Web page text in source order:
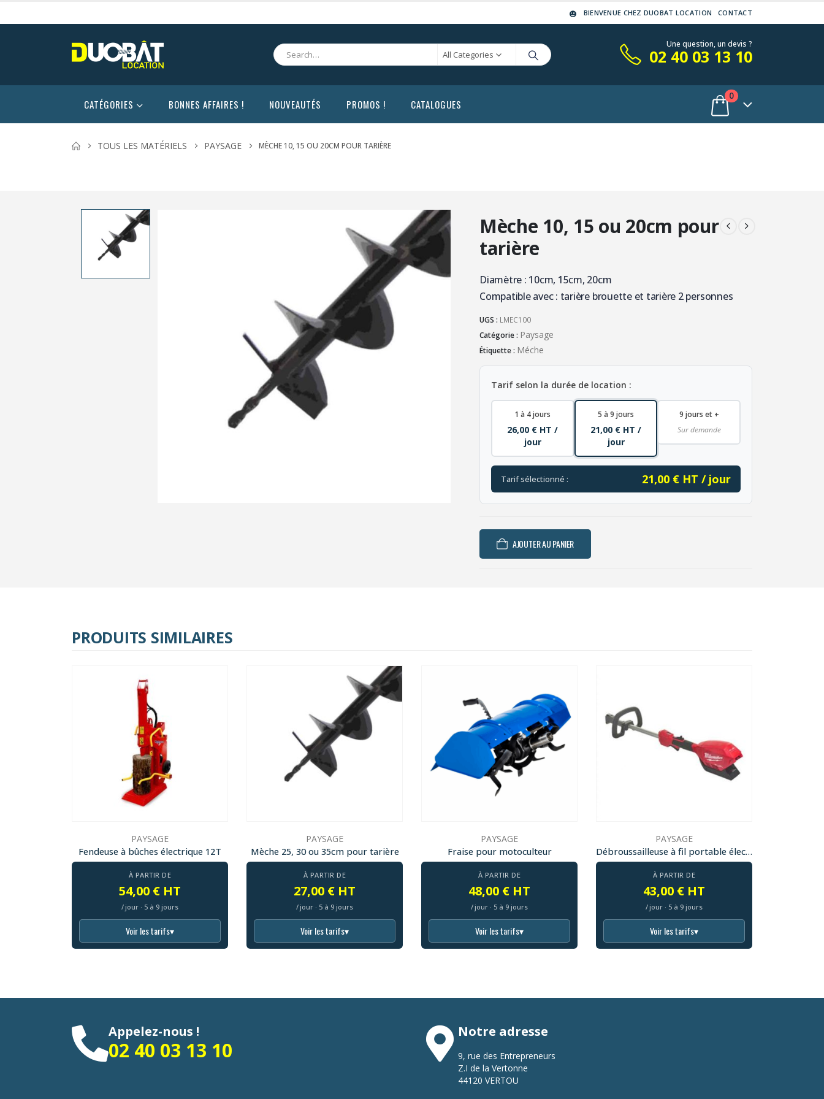
BIENVENUE CHEZ DUOBAT LOCATION CONTACT
All Categories
Une question, un devis ?
02 40 03 13 10
CATÉGORIES BONNES AFFAIRES ! NOUVEAUTÉS PROMOS ! CATALOGUES
0
TOUS LES MATÉRIELS PAYSAGE MÈCHE 10, 15 OU 20CM POUR TARIÈRE
Mèche 10, 15 ou 20cm pour
tarière
Diamètre : 10cm, 15cm, 20cm
Compatible avec : tarière brouette et tarière 2 personnes
UGS : LMEC100
Catégorie : Paysage
Étiquette : Méche
Tarif selon la durée de location :
1 à 4 jours
26,00 € HT /
jour
5 à 9 jours
21,00 € HT /
jour
9 jours et +
Sur demande
Tarif sélectionné : 21,00 € HT / jour
AJOUTER AU PANIER
PRODUITS SIMILAIRES
PAYSAGE
Fendeuse à bûches électrique 12T
À PARTIR DE
54,00 € HT
/ jour · 5 à 9 jours
Voir les tarifs▾
PAYSAGE
Mèche 25, 30 ou 35cm pour tarière
À PARTIR DE
27,00 € HT
/ jour · 5 à 9 jours
Voir les tarifs▾
PAYSAGE
Fraise pour motoculteur
À PARTIR DE
48,00 € HT
/ jour · 5 à 9 jours
Voir les tarifs▾
PAYSAGE
Débroussailleuse à fil portable électrique
À PARTIR DE
43,00 € HT
/ jour · 5 à 9 jours
Voir les tarifs▾
Appelez-nous !
02 40 03 13 10
Notre adresse
9, rue des Entrepreneurs
Z.I de la Vertonne
44120 VERTOU